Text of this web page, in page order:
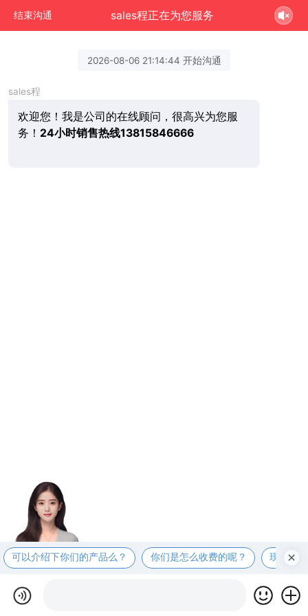
结束沟通 sales程正在为您服务
2026-08-06 21:14:44 开始沟通
sales程
欢迎您！我是公司的在线顾问，很高兴为您服
务！ 24小时销售热线13815846666
可以介绍下你们的产品么？ 你们是怎么收费的呢？ 现在有